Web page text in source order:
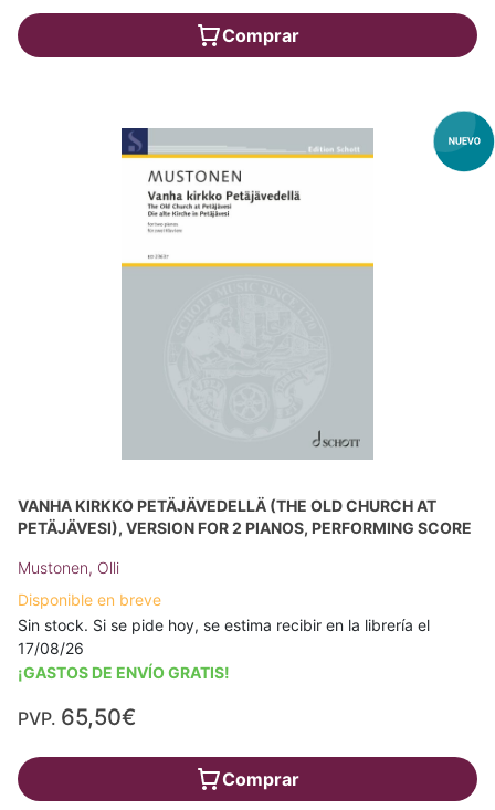
Comprar
VANHA KIRKKO PETÄJÄVEDELLÄ (THE OLD CHURCH AT
PETÄJÄVESI), VERSION FOR 2 PIANOS, PERFORMING SCORE
Mustonen, Olli
Disponible en breve
Sin stock. Si se pide hoy, se estima recibir en la librería el
17/08/26
¡GASTOS DE ENVÍO GRATIS!
PVP. 65,50€
Comprar